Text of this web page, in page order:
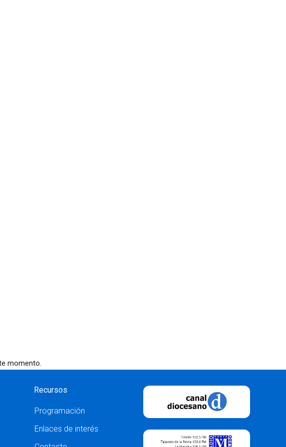
momento.
Recursos
Programación
Enlaces de interés